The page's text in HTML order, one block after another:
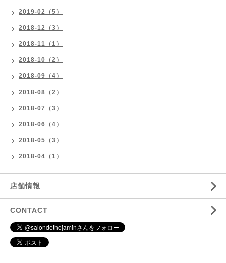
2019-02（5）
2018-12（3）
2018-11（1）
2018-10（2）
2018-09（4）
2018-08（2）
2018-07（3）
2018-06（4）
2018-05（3）
2018-04（1）
店舗情報
CONTACT